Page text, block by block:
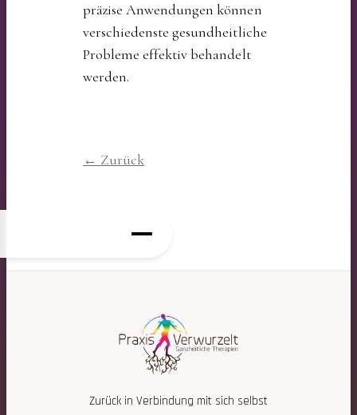
präzise Anwendungen können
verschiedenste gesundheitliche
Probleme effektiv behandelt
werden.
← Zurück
Zurück in Verbindung mit sich selbst